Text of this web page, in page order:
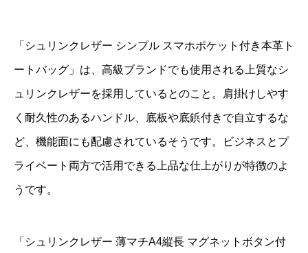
「シュリンクレザー シンプル スマホポケット付き本革ト
ートバッグ」は、高級ブランドでも使用される上質なシ
ュリンクレザーを採用しているとのこと。肩掛けしやす
く耐久性のあるハンドル、底板や底鋲付きで自立するな
ど、機能面にも配慮されているそうです。ビジネスとプ
ライベート両方で活用できる上品な仕上がりが特徴のよ
うです。
「シュリンクレザー 薄マチA4縦長 マグネットボタン付